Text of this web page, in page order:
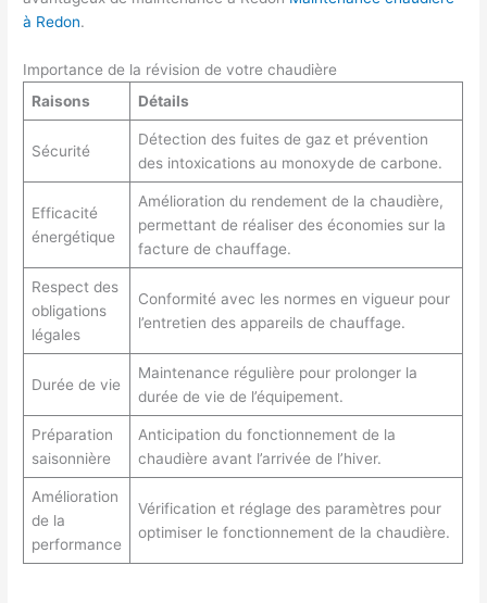
à Redon.
Importance de la révision de votre chaudière
Raisons
Détails
Sécurité
Détection des fuites de gaz et prévention
des intoxications au monoxyde de carbone.
Efficacité
énergétique
Amélioration du rendement de la chaudière,
permettant de réaliser des économies sur la
facture de chauffage.
Respect des
obligations
légales
Conformité avec les normes en vigueur pour
l’entretien des appareils de chauffage.
Durée de vie
Maintenance régulière pour prolonger la
durée de vie de l’équipement.
Préparation
saisonnière
Anticipation du fonctionnement de la
chaudière avant l’arrivée de l’hiver.
Amélioration
de la
performance
Vérification et réglage des paramètres pour
optimiser le fonctionnement de la chaudière.